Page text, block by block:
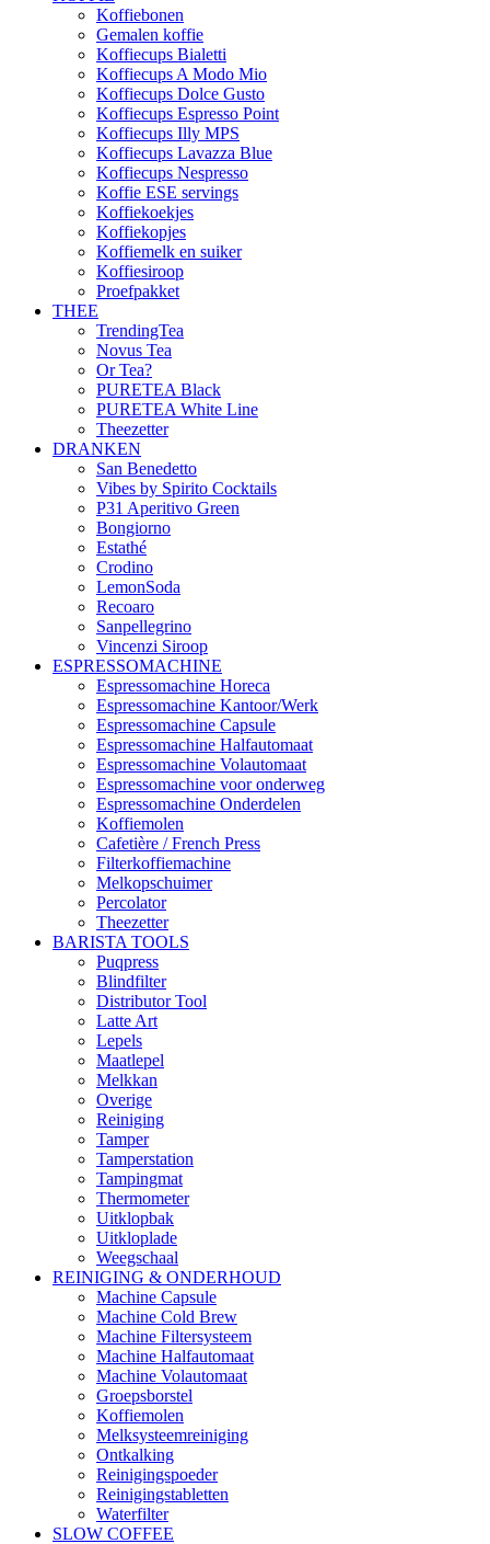
Koffiebonen
Gemalen koffie
Koffiecups Bialetti
Koffiecups A Modo Mio
Koffiecups Dolce Gusto
Koffiecups Espresso Point
Koffiecups Illy MPS
Koffiecups Lavazza Blue
Koffiecups Nespresso
Koffie ESE servings
Koffiekoekjes
Koffiekopjes
Koffiemelk en suiker
Koffiesiroop
Proefpakket
THEE
TrendingTea
Novus Tea
Or Tea?
PURETEA Black
PURETEA White Line
Theezetter
DRANKEN
San Benedetto
Vibes by Spirito Cocktails
P31 Aperitivo Green
Bongiorno
Estathé
Crodino
LemonSoda
Recoaro
Sanpellegrino
Vincenzi Siroop
ESPRESSOMACHINE
Espressomachine Horeca
Espressomachine Kantoor/Werk
Espressomachine Capsule
Espressomachine Halfautomaat
Espressomachine Volautomaat
Espressomachine voor onderweg
Espressomachine Onderdelen
Koffiemolen
Cafetière / French Press
Filterkoffiemachine
Melkopschuimer
Percolator
Theezetter
BARISTA TOOLS
Puqpress
Blindfilter
Distributor Tool
Latte Art
Lepels
Maatlepel
Melkkan
Overige
Reiniging
Tamper
Tamperstation
Tampingmat
Thermometer
Uitklopbak
Uitkloplade
Weegschaal
REINIGING & ONDERHOUD
Machine Capsule
Machine Cold Brew
Machine Filtersysteem
Machine Halfautomaat
Machine Volautomaat
Groepsborstel
Koffiemolen
Melksysteemreiniging
Ontkalking
Reinigingspoeder
Reinigingstabletten
Waterfilter
SLOW COFFEE